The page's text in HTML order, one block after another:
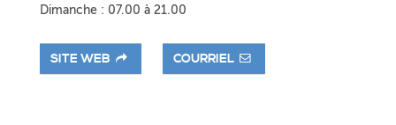
Dimanche : 07.00 à 21.00
SITE WEB COURRIEL